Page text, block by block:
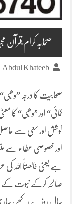
صَحَابہ کِرام ؓقرآن
Abdul Khateeb
صحابیت کا درجہ
کمائی“ اور ”وھبی“ کا
کوشش اور سعی سے حاصل
اور خصوصی عطاء سے
ہے یعنی خالصتاً اللہ
صالحہ کرکے نبوت کے
سال روزے رکھے،